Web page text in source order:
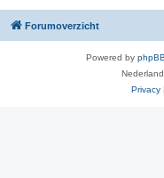
Forumoverzicht
Powered by phpBB
Privacy